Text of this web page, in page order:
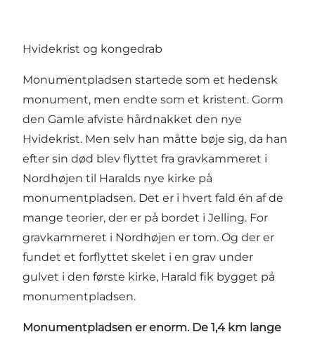
Hvidekrist og kongedrab
Monumentpladsen startede som et hedensk
monument, men endte som et kristent. Gorm
den Gamle afviste hårdnakket den nye
Hvidekrist. Men selv han måtte bøje sig, da han
efter sin død blev flyttet fra gravkammeret i
Nordhøjen til Haralds nye kirke på
monumentpladsen. Det er i hvert fald én af de
mange teorier, der er på bordet i Jelling. For
gravkammeret i Nordhøjen er tom. Og der er
fundet et forflyttet skelet i en grav under
gulvet i den første kirke, Harald fik bygget på
monumentpladsen.
Monumentpladsen er enorm. De 1,4 km lange